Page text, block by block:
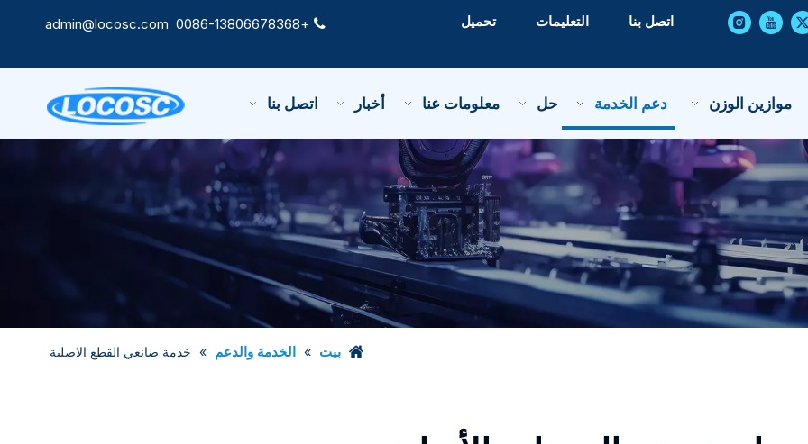

+0086-13806678368
admin@locosc.com اتصل بنا التعليمات تحميل
موازين الوزن دعم الخدمة حل معلومات عنا أخبار اتصل بنا
بيت » الخدمة والدعم » خدمة صانعي القطع الاصلية